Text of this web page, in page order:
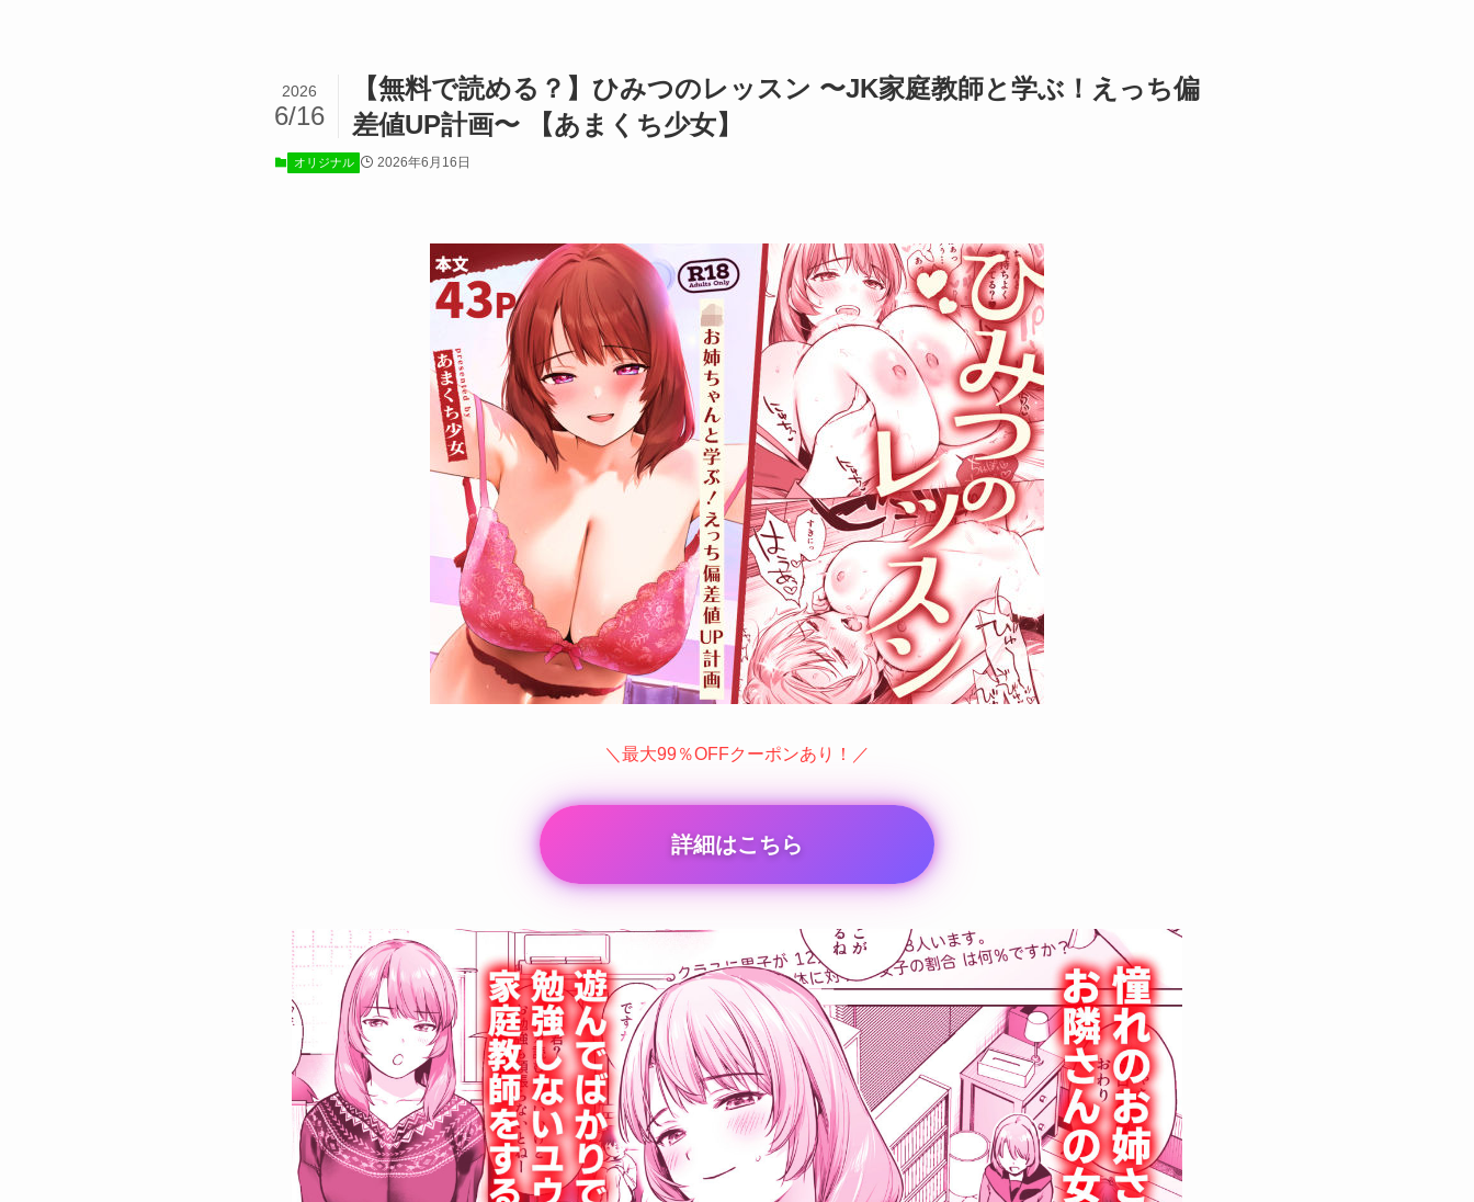
【無料で読める？】ひみつのレッスン 〜JK家庭教師と学ぶ！えっち偏
差値UP計画〜 【あまくち少女】
2026
6/16
オリジナル 2026年6月16日
＼最大99％OFFクーポンあり！／
詳細はこちら